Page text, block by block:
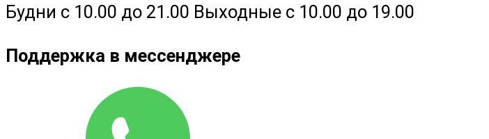
Будни с 10.00 до 21.00 Выходные с 10.00 до 19.00
Поддержка в мессенджере